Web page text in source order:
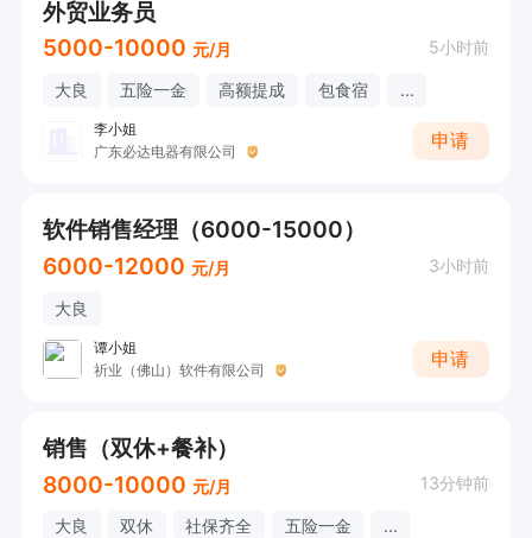
外贸业务员
5000-10000 元/月 5小时前
大良 五险一金 高额提成 包食宿 ...
李小姐
广东必达电器有限公司
申请
软件销售经理（6000-15000）
6000-12000 元/月 3小时前
大良
谭小姐
祈业（佛山）软件有限公司
申请
销售（双休+餐补）
8000-10000 元/月 13分钟前
大良 双休 社保齐全 五险一金 ...